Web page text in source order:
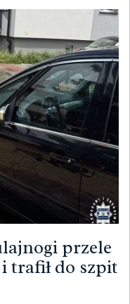
przele
trafił do szpit